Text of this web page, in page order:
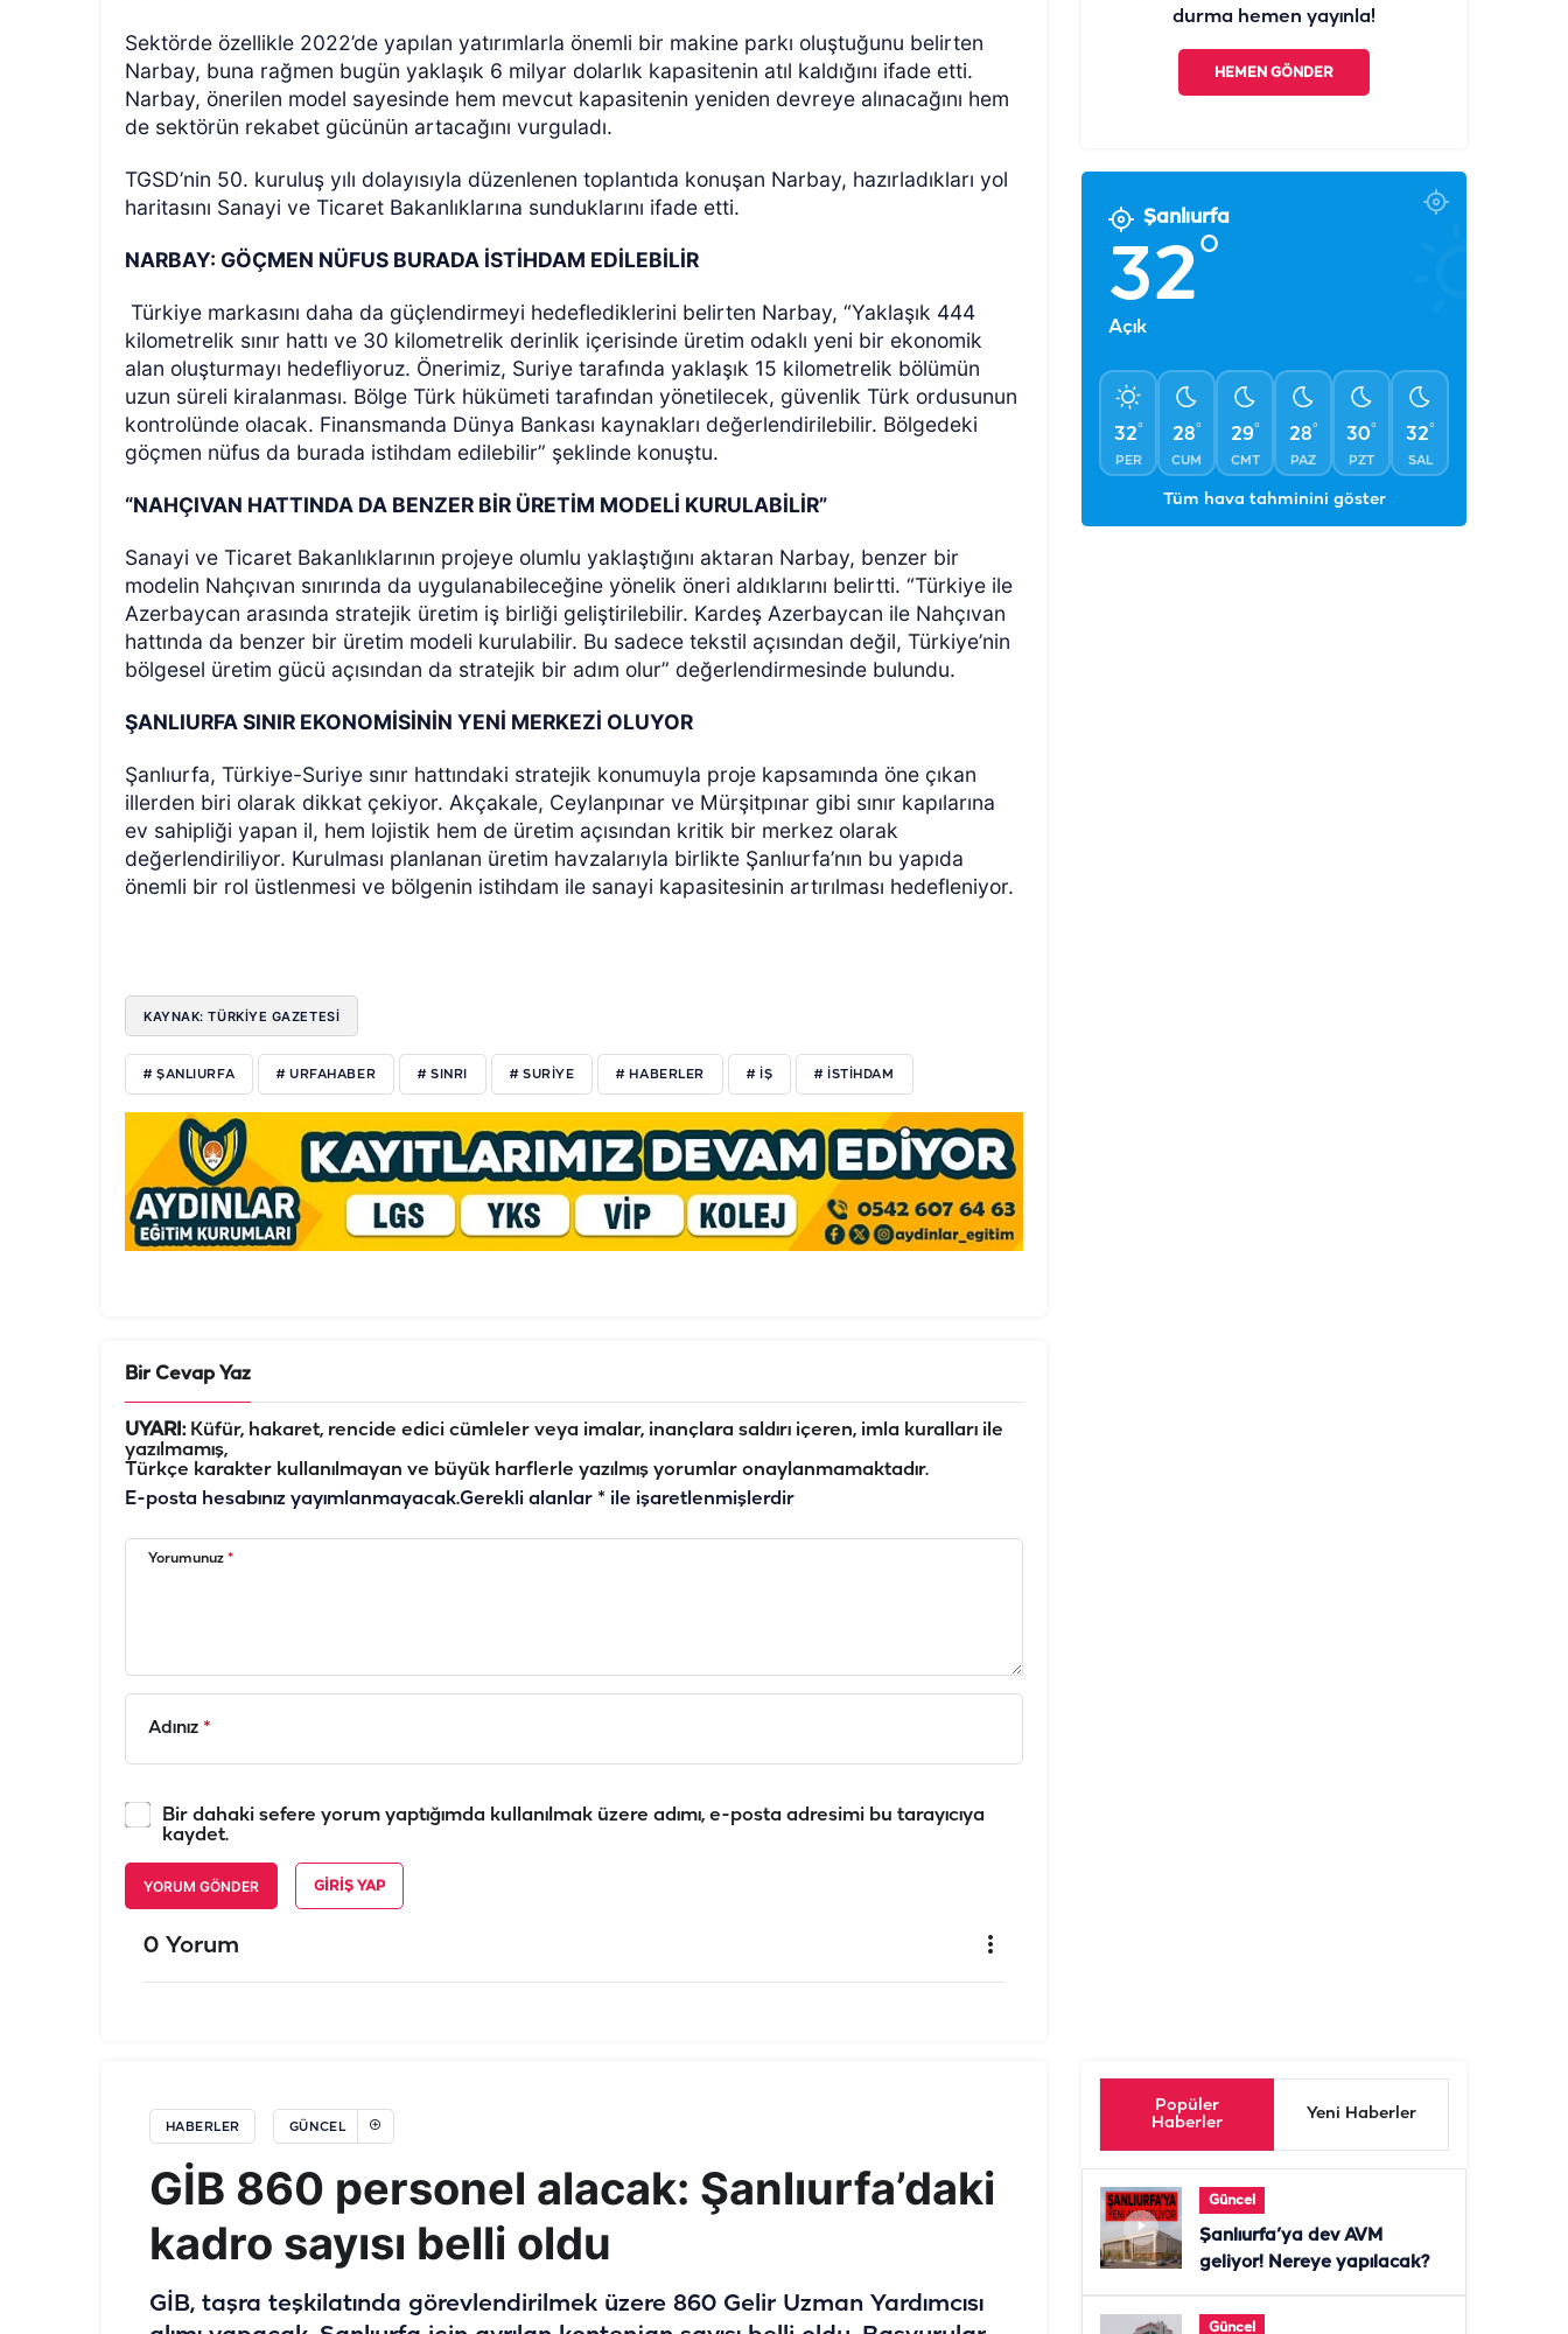
Sektörde özellikle 2022’de yapılan yatırımlarla önemli bir makine parkı oluştuğunu belirten
Narbay, buna rağmen bugün yaklaşık 6 milyar dolarlık kapasitenin atıl kaldığını ifade etti.
Narbay, önerilen model sayesinde hem mevcut kapasitenin yeniden devreye alınacağını hem
de sektörün rekabet gücünün artacağını vurguladı.
TGSD’nin 50. kuruluş yılı dolayısıyla düzenlenen toplantıda konuşan Narbay, hazırladıkları yol
haritasını Sanayi ve Ticaret Bakanlıklarına sunduklarını ifade etti.
NARBAY: GÖÇMEN NÜFUS BURADA İSTİHDAM EDİLEBİLİR
Türkiye markasını daha da güçlendirmeyi hedeflediklerini belirten Narbay, “Yaklaşık 444
kilometrelik sınır hattı ve 30 kilometrelik derinlik içerisinde üretim odaklı yeni bir ekonomik
alan oluşturmayı hedefliyoruz. Önerimiz, Suriye tarafında yaklaşık 15 kilometrelik bölümün
uzun süreli kiralanması. Bölge Türk hükümeti tarafından yönetilecek, güvenlik Türk ordusunun
kontrolünde olacak. Finansmanda Dünya Bankası kaynakları değerlendirilebilir. Bölgedeki
göçmen nüfus da burada istihdam edilebilir” şeklinde konuştu.
“NAHÇIVAN HATTINDA DA BENZER BİR ÜRETİM MODELİ KURULABİLİR”
Sanayi ve Ticaret Bakanlıklarının projeye olumlu yaklaştığını aktaran Narbay, benzer bir
modelin Nahçıvan sınırında da uygulanabileceğine yönelik öneri aldıklarını belirtti. “Türkiye ile
Azerbaycan arasında stratejik üretim iş birliği geliştirilebilir. Kardeş Azerbaycan ile Nahçıvan
hattında da benzer bir üretim modeli kurulabilir. Bu sadece tekstil açısından değil, Türkiye’nin
bölgesel üretim gücü açısından da stratejik bir adım olur” değerlendirmesinde bulundu.
ŞANLIURFA SINIR EKONOMİSİNİN YENİ MERKEZİ OLUYOR
Şanlıurfa, Türkiye-Suriye sınır hattındaki stratejik konumuyla proje kapsamında öne çıkan
illerden biri olarak dikkat çekiyor. Akçakale, Ceylanpınar ve Mürşitpınar gibi sınır kapılarına
ev sahipliği yapan il, hem lojistik hem de üretim açısından kritik bir merkez olarak
değerlendiriliyor. Kurulması planlanan üretim havzalarıyla birlikte Şanlıurfa’nın bu yapıda
önemli bir rol üstlenmesi ve bölgenin istihdam ile sanayi kapasitesinin artırılması hedefleniyor.
KAYNAK: TÜRKIYE GAZETESI
# ŞANLIURFA # URFAHABER # SINRI # SURIYE # HABERLER # IŞ # ISTIHDAM
Bir Cevap Yaz
UYARI:Küfür, hakaret, rencide edici cümleler veya imalar, inançlara saldırı içeren, imla kuralları ile
yazılmamış,
Türkçe karakter kullanılmayan ve büyük harflerle yazılmış yorumlar onaylanmamaktadır.
E-posta hesabınız yayımlanmayacak.Gerekli alanlar * ile işaretlenmişlerdir
Yorumunuz *
Adınız *
Bir dahaki sefere yorum yaptığımda kullanılmak üzere adımı, e-posta adresimi bu tarayıcıya
kaydet.
YORUM GÖNDER GIRIŞ YAP
0 Yorum
durma hemen yayınla!
HEMEN GÖNDER
Şanlıurfa
32°
Açık
32°
PER
28°
CUM
29°
CMT
28°
PAZ
30°
PZT
32°
SAL
Tüm hava tahminini göster
HABERLER GÜNCEL
GİB 860 personel alacak: Şanlıurfa’daki
kadro sayısı belli oldu
GİB, taşra teşkilatında görevlendirilmek üzere 860 Gelir Uzman Yardımcısı
Popüler
Haberler
Yeni Haberler
Güncel
Şanlıurfa’ya dev AVM
geliyor! Nereye yapılacak?
Güncel